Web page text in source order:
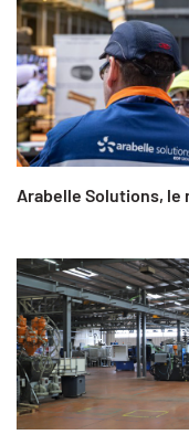
Arabelle Solutions,